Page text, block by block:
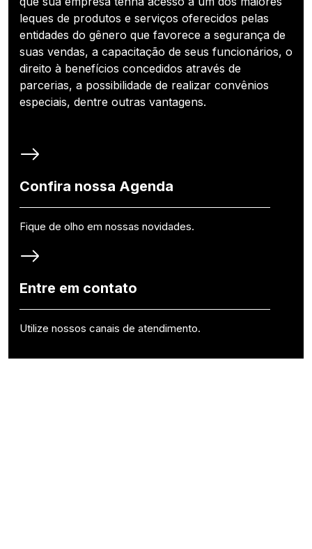
leques de produtos e serviços oferecidos pelas
entidades do gênero que favorece a segurança de
suas vendas, a capacitação de seus funcionários, o
direito à benefícios concedidos através de
parcerias, a possibilidade de realizar convênios
especiais, dentre outras vantagens.
Confira nossa Agenda
Fique de olho em nossas novidades.
Entre em contato
Utilize nossos canais de atendimento.